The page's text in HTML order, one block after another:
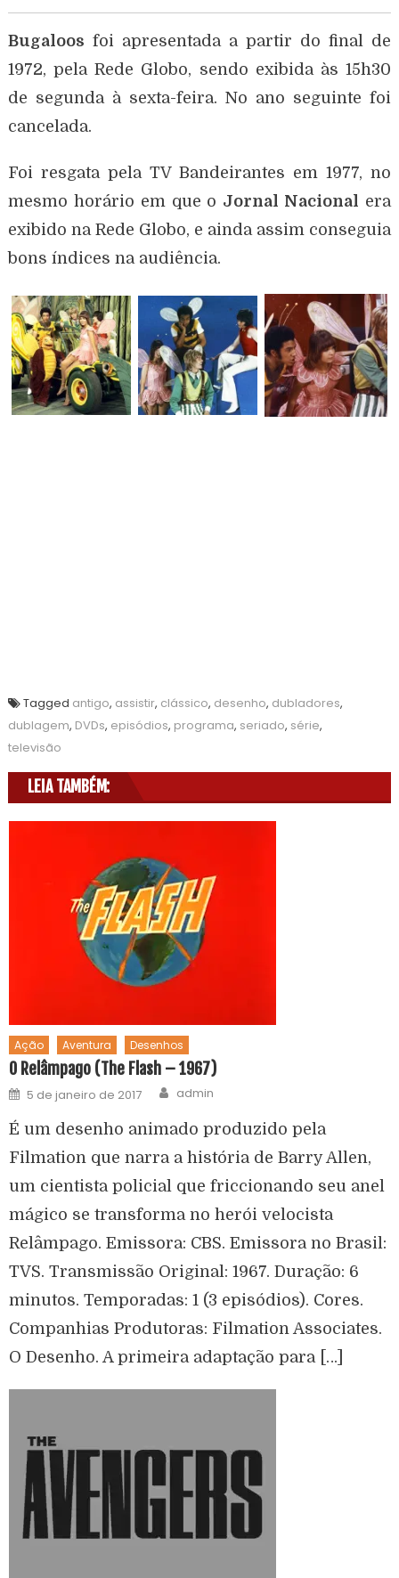
Bugaloos foi apresentada a partir do final de
1972, pela Rede Globo, sendo exibida às 15h30
de segunda à sexta-feira. No ano seguinte foi
cancelada.
Foi resgata pela TV Bandeirantes em 1977, no
mesmo horário em que o Jornal Nacional era
exibido na Rede Globo, e ainda assim conseguia
bons índices na audiência.
Tagged antigo, assistir, clássico, desenho, dubladores,
dublagem, DVDs, episódios, programa, seriado, série,
televisão
LEIA TAMBÉM:
Ação Aventura Desenhos
O Relâmpago (The Flash – 1967)
5 de janeiro de 2017 admin
É um desenho animado produzido pela
Filmation que narra a história de Barry Allen,
um cientista policial que friccionando seu anel
mágico se transforma no herói velocista
Relâmpago. Emissora: CBS. Emissora no Brasil:
TVS. Transmissão Original: 1967. Duração: 6
minutos. Temporadas: 1 (3 episódios). Cores.
Companhias Produtoras: Filmation Associates.
O Desenho. A primeira adaptação para […]